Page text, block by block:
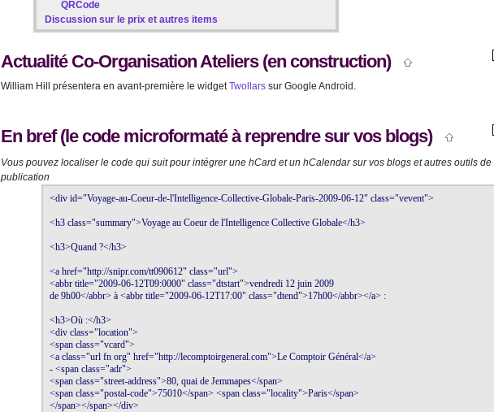
QRCode
Discussion sur le prix et autres items
Actualité Co-Organisation Ateliers (en construction)
William Hill présentera en avant-première le widgetTwollars sur Google Android.
En bref (le code microformaté à reprendre sur vos blogs)
Vous pouvez localiser le code qui suit pour intégrer une hCard et un hCalendar sur vos blogs et autres outils de
publication
<div id="Voyage-au-Coeur-de-l'Intelligence-Collective-Globale-Paris-2009-06-12" class="vevent">
<h3 class="summary">Voyage au Coeur de l'Intelligence Collective Globale</h3>
<h3>Quand ?</h3>
<a href="http://snipr.com/tt090612" class="url">
<abbr title="2009-06-12T09:0000" class="dtstart">vendredi 12 juin 2009
de 9h00</abbr> à <abbr title="2009-06-12T17:00" class="dtend">17h00</abbr></a> :
<h3>Où :</h3>
<div class="location">
<span class="vcard">
<a class="url fn org" href="http://lecomptoirgeneral.com">Le Comptoir Général</a>
- <span class="adr">
<span class="street-address">80, quai de Jemmapes</span>
<span class="postal-code">75010</span> <span class="locality">Paris</span>
</span></span></div>